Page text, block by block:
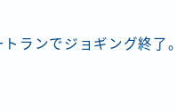
ランでジョギング終了。